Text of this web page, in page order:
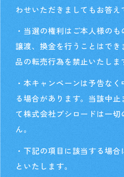
わせいただきましてもお答え
・当選の権利はご本人様の
譲渡、換金を行うことはで
品の転売行為を禁止いたしま
・本キャンペーンは予告な
る場合があります。当該中止
て株式会社ブシロードは一
ん。
・下記の項目に該当する場
といたします。